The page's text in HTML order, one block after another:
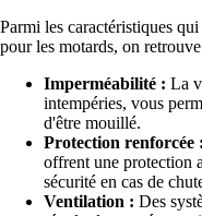
Parmi les caractéristiques
pour les motards, on
Imperméabilité : La
intempéries, vous
d'être mouillé.
Protection renforcée :
offrent une protection
sécurité en cas de
Ventilation : Des